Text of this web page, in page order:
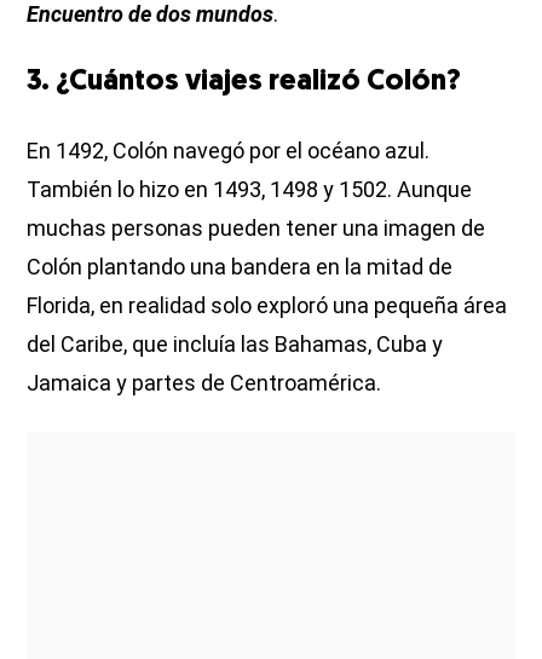
Encuentro de dos mundos.
3. ¿Cuántos viajes realizó Colón?
En 1492, Colón navegó por el océano azul.
También lo hizo en 1493, 1498 y 1502. Aunque
muchas personas pueden tener una imagen de
Colón plantando una bandera en la mitad de
Florida, en realidad solo exploró una pequeña área
del Caribe, que incluía las Bahamas, Cuba y
Jamaica y partes de Centroamérica.